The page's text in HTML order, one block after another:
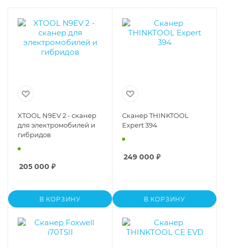
XTOOL N9EV 2 - сканер
для электромобилей и
гибридов
205 000 ₽
В КОРЗИНУ
Сканер THINKTOOL
Expert 394
249 000 ₽
В КОРЗИНУ